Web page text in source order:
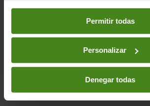
preferencias accediendo a nuestra
en los botones facilitados a continuación:
Permitir todas
Personalizar
Denegar todas
En marzo de 2018,creamos
internacionalesque nos ayude a
de protección y en respuesta a los
por parte de miembros del